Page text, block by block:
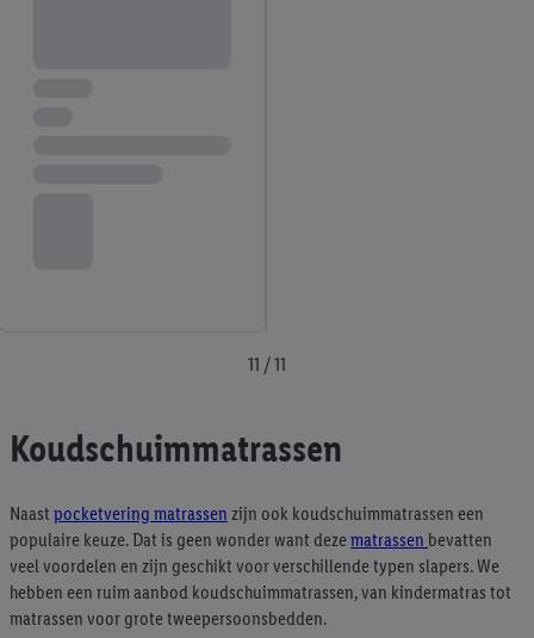
11 / 11
Koudschuimmatrassen
Naast pocketvering matrassen zijn ook koudschuimmatrassen een
populaire keuze. Dat is geen wonder want deze matrassen bevatten
veel voordelen en zijn geschikt voor verschillende typen slapers. We
hebben een ruim aanbod koudschuimmatrassen, van kindermatras tot
matrassen voor grote tweepersoonsbedden.